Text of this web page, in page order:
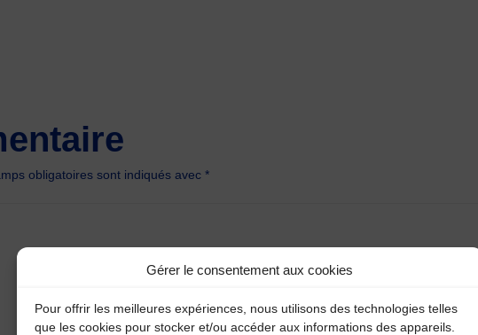
Gérer le consentement aux cookies
Pour offrir les meilleures expériences, nous utilisons des technologies telles
que les cookies pour stocker et/ou accéder aux informations des appareils.
obligatoires sont indiqués avec*